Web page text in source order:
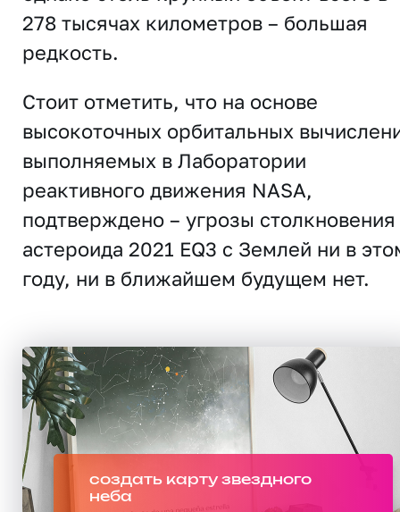
278 тысячах километров – большая
редкость.
Стоит отметить, что на основе
высокоточных орбитальных
выполняемых в Лаборатории
реактивного движения NASA,
подтверждено – угрозы столкновения
астероида 2021 EQ3 с Землей ни в
году, ни в ближайшем будущем нет.
создать карту звездного
неба